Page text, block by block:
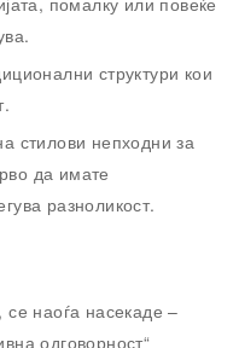
структури кои
стилови непходни за
да имате
разноликост.
наоѓа насекаде –
одговорност“